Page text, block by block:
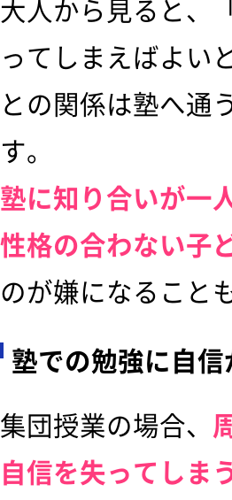
大人から見ると、
ってしまえばよい
との関係は塾へ通
す。
塾に知り合いが一
性格の合わない子
のが嫌になること
塾での勉強に自
集団授業の場合、
自信を失ってしま